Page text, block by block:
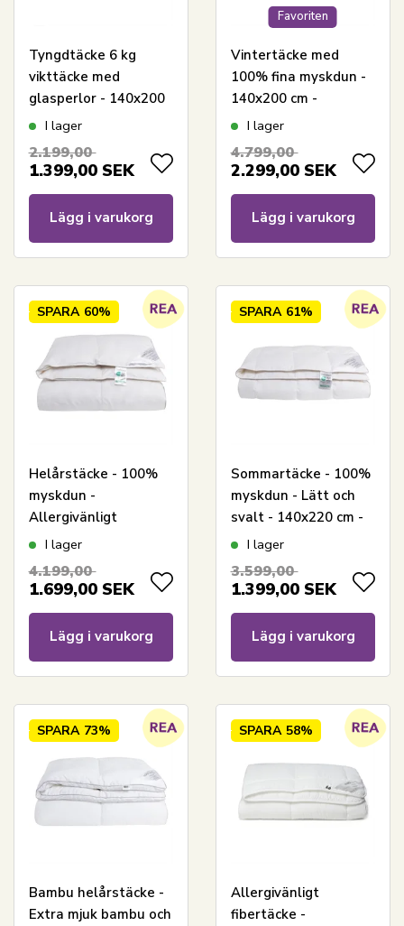
Tyngdtäcke 6 kg
vikttäcke med
glasperlor - 140x200
cm - Täcke med vikt -
bolltäcke
I lager
2.199,00
1.399,00 SEK
Lägg i varukorg
Favoriten
Vintertäcke med
100% fina myskdun -
140x200 cm -
Allergivänligt
Nordstrand Home
I lager
4.799,00
2.299,00 SEK
Lägg i varukorg
SPARA 60%
Helårstäcke - 100%
myskdun -
Allergivänligt
duntäcke - 140x220
Home täcke
I lager
4.199,00
1.699,00 SEK
Lägg i varukorg
SPARA 61%
Sommartäcke - 100%
myskdun - Lätt och
svalt - 140x220 cm -
Nordstrand Home
I lager
3.599,00
1.399,00 SEK
Lägg i varukorg
SPARA 73%
Bambu helårstäcke -
Extra mjuk bambu och
SPARA 58%
Allergivänligt
fibertäcke -